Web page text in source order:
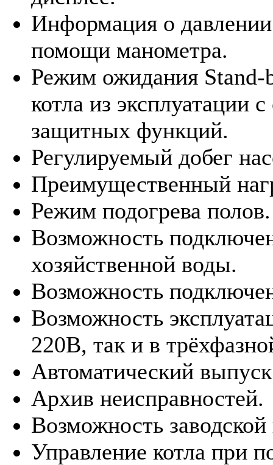
Информация о
помощи манометра.
Режим ожидания
котла из эксплуатации
защитных функций.
Регулируемый добег
Преимущественный
Режим подогрева полов.
Возможность
хозяйственной воды.
Возможность
Возможность
220В, так и в
Автоматический
Архив неисправностей.
Возможность
Управление котла при